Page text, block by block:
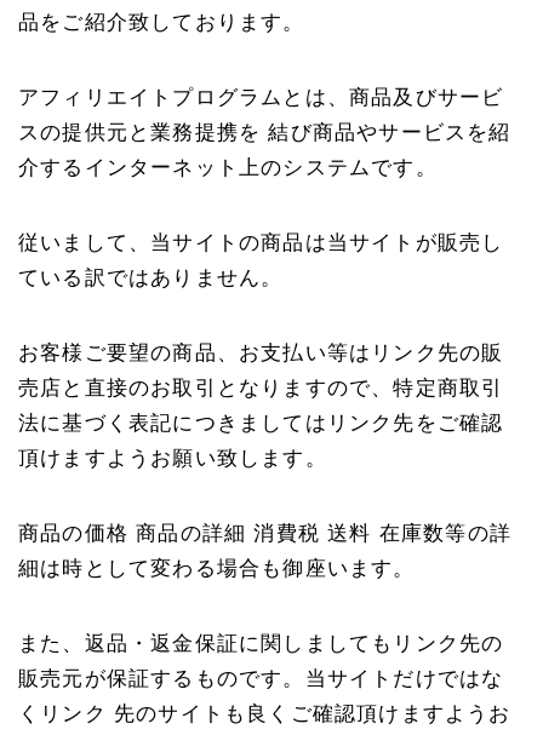
品をご紹介致しております。
アフィリエイトプログラムとは、商品及びサービ
スの提供元と業務提携を 結び商品やサービスを紹
介するインターネット上のシステムです。
従いまして、当サイトの商品は当サイトが販売し
ている訳ではありません。
お客様ご要望の商品、お支払い等はリンク先の販
売店と直接のお取引となりますので、特定商取引
法に基づく表記につきましてはリンク先をご確認
頂けますようお願い致します。
商品の価格 商品の詳細 消費税 送料 在庫数等の詳
細は時として変わる場合も御座います。
また、返品・返金保証に関しましてもリンク先の
販売元が保証するものです。当サイトだけではな
くリンク 先のサイトも良くご確認頂けますようお